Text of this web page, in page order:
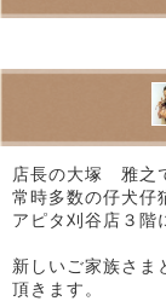
店長の大塚 雅之
常時多数の仔犬仔
アピタ刈谷店３階
新しいご家族さま
頂きます。